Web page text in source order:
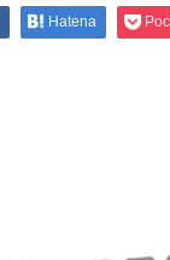
Hatena